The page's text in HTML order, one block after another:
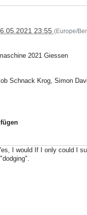
2021/boys-
23:55 (Europe/
2021 Giessen
Schnack Krog, Simon
I would If I only could I